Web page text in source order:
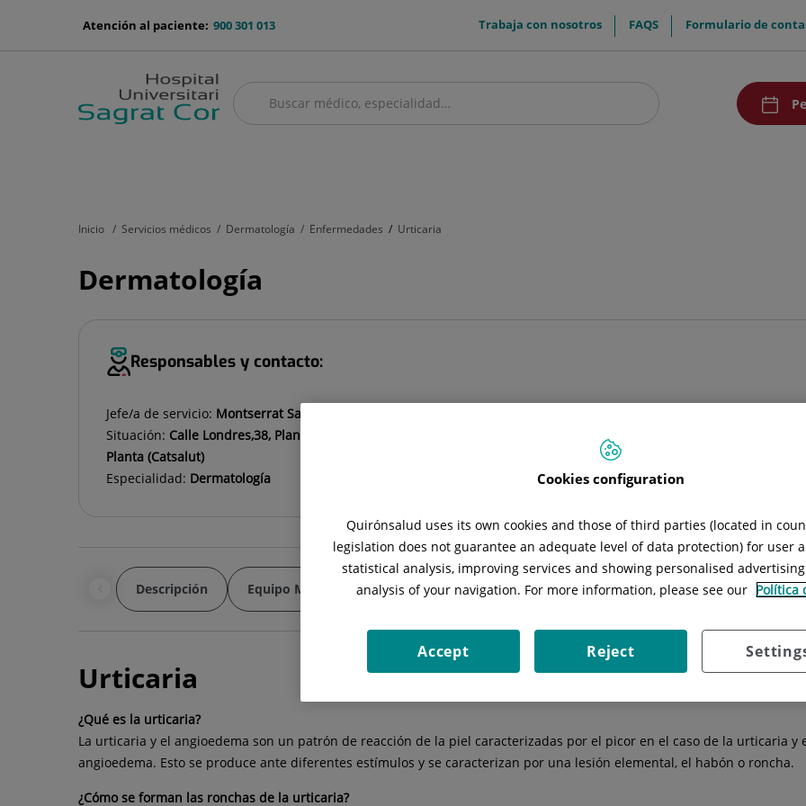
menu-
900 301 013
Atención al paciente: menuTop
Trabaja con nosotros FAQS Formulario de
BuscarBuscar
Inicio Servicios médicos Dermatología Enfermedades Urticaria
Dermatología
Responsables y contacto:
Jefe/a de servicio: Montserrat Salleras Redonnet
Situación: Calle Londres,38, Planta Baja (Mutuas/Privados) y Calle París, 5ª
Planta (Catsalut)
Especialidad: Dermatología
Descripción Equipo Médico Instalaciones Londres Unidades Londres Docencia
Urticaria
¿Qué es la urticaria?
La urticaria y el angioedema son un patrón de reacción de la piel caracterizadas por el picor en el caso de la urticaria y
angioedema. Esto se produce ante diferentes estímulos y se caracterizan por una lesión elemental, el habón o roncha.
¿Cómo se forman las ronchas de la urticaria?
Cookies configuration
Quirónsalud uses its own cookies and those of third parties (located in
legislation does not guarantee an adequate level of data protection) for user
statistical analysis, improving services and showing personalised
analysis of your navigation. For more information, please see our Política
Reject
Accept